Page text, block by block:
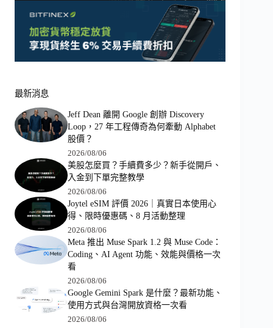
最新消息
Jeff Dean 離開 Google 創辦 Discovery
Loop，27 年工程傳奇為何牽動 Alphabet
股價？
2026/08/06
美股怎麼買？手續費多少？新手從開戶、
入金到下單完整教學
2026/08/06
Joytel eSIM 評價 2026｜真實日本使用心
得、限時優惠碼、8 月活動整理
2026/08/06
Meta 推出 Muse Spark 1.2 與 Muse Code：
Coding、AI Agent 功能、效能與價格一次
看
2026/08/06
Google Gemini Spark 是什麼？最新功能、
使用方式與台灣開放資格一次看
2026/08/06